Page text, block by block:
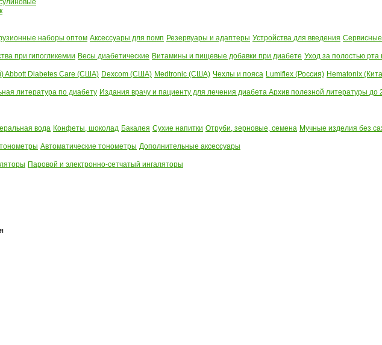
наборы оптом Аксессуары для помп Резервуары и адаптеры Устройства для введения
при гипогликемии Весы диабетические Витамины и пищевые добавки при диабете Уход за полостью рта
Abbott Diabetes Care (США) Dexcom (США) Medtronic (США) Чехлы и пояса Lumiflex (Россия) Hematonix
литература по диабету Издания врачу и пациенту для лечения диабета Архив полезной литературы до
вода Конфеты, шоколад Бакалея Сухие напитки Отруби, зерновые, семена Мучные изделия без
Автоматические тонометры Дополнительные аксессуары
Паровой и электронно-сетчатый ингаляторы